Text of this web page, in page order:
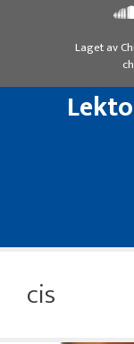
Laget av
cis